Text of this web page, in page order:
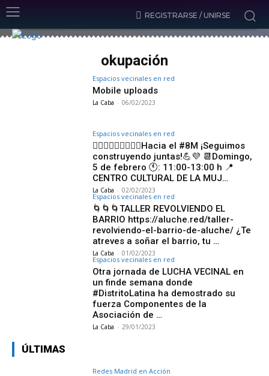
REGISTRARSE / UNIRSE
okupación
Espacios vecinales en red
Mobile uploads
La Caba - 06/02/2023
Espacios vecinales en red
🏃🏻‍♀️🏃🏾‍♀️🏃🏼‍♀️Hacia el #8M ¡Seguimos
construyendo juntas!💪💜 📆Domingo,
5 de febrero 🕚: 11:00-13:00 h 📍
CENTRO CULTURAL DE LA MUJ…
La Caba - 02/02/2023
Espacios vecinales en red
🌀🌀🌀TALLER REVOLVIENDO EL
BARRIO https://aluche.red/taller-
revolviendo-el-barrio-de-aluche/ ¿Te
atreves a soñar el barrio, tu …
La Caba - 01/02/2023
Espacios vecinales en red
Otra jornada de LUCHA VECINAL en
un finde semana donde
#DistritoLatina ha demostrado su
fuerza Componentes de la
Asociación de …
La Caba - 29/01/2023
ÚLTIMAS
Redes Madrid en Acción